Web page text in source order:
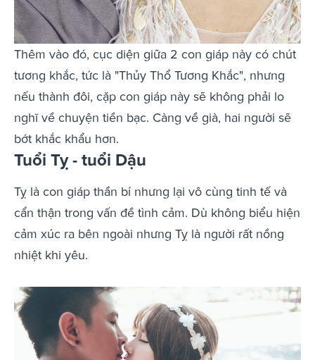
Thêm vào đó, cục diện giữa 2 con giáp này có chút
tương khắc, tức là "Thủy Thổ Tương Khắc", nhưng
nếu thành đôi, cặp con giáp này sẽ không phải lo
nghĩ về chuyện tiền bạc. Càng về già, hai người sẽ
bớt khắc khẩu hơn.
Tuổi Tỵ - tuổi Dậu
Tỵ là con giáp thần bí nhưng lại vô cùng tinh tế và
cẩn thận trong vấn đề tình cảm. Dù không biểu hiện
cảm xúc ra bên ngoài nhưng Tỵ là người rất nồng
nhiệt khi yêu.